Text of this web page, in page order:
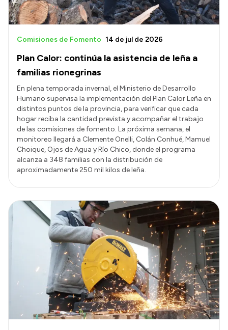
Plan Calor: continúa la asistencia de leña a
familias rionegrinas
Comisiones de Fomento 14 de jul de 2026
En plena temporada invernal, el Ministerio de Desarrollo
Humano supervisa la implementación del Plan Calor Leña en
distintos puntos de la provincia, para verificar que cada
hogar reciba la cantidad prevista y acompañar el trabajo
de las comisiones de fomento. La próxima semana, el
monitoreo llegará a Clemente Onelli, Colán Conhué, Mamuel
Choique, Ojos de Agua y Río Chico, donde el programa
alcanza a 348 familias con la distribución de
aproximadamente 250 mil kilos de leña.